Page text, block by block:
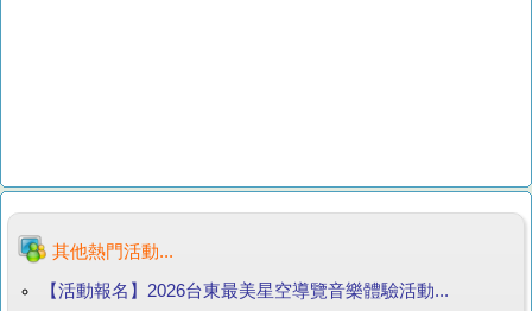
其他熱門活動...
【活動報名】2026台東最美星空導覽音樂體驗活動...